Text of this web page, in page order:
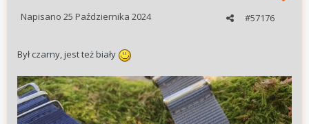
#57176
Napisano 25 Października 2024
Był czarny, jest też biały